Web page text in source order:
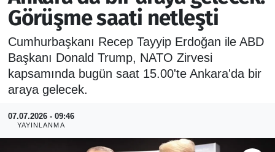
Görüşme saati netleşti
Cumhurbaşkanı Recep Tayyip Erdoğan ile ABD
Başkanı Donald Trump, NATO Zirvesi
kapsamında bugün saat 15.00'te Ankara'da bir
araya gelecek.
07.07.2026 - 09:46
YAYINLANMA
EKONOMİ
SİYASET
SPOR
RESMİ REKLAM
Puan Durumu ve Fikstür
Tüm Manşetler
Son Dakika Haberleri